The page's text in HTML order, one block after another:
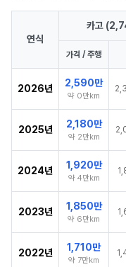
연식
카고
가격 / 주행
2026년 2,590만
약 0만km
2025년 2,180만
약 2만km
2024년 1,920만
약 4만km
2023년 1,850만
약 6만km
2022년 1,710만
약 7만km